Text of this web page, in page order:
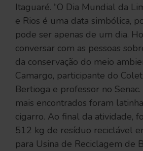
Itaguaré. “O Dia Mundial da
e Rios é uma data simbólica,
pode ser apenas de um dia.
conversar com as pessoas
da conservação do meio
Camargo, participante do
Bertioga e professor no
mais encontrados foram
cigarro. Ao final da atividade,
512 kg de resíduo reciclável
para Usina de Reciclagem de